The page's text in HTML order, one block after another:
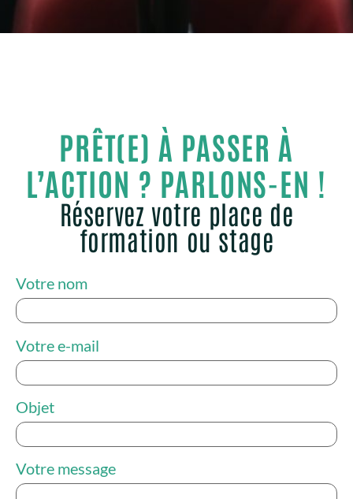
PRÊT(E) À PASSER À
L’ACTION ? PARLONS-EN !
Réservez votre place de
formation ou stage
Votre nom
Votre e-mail
Objet
Votre message